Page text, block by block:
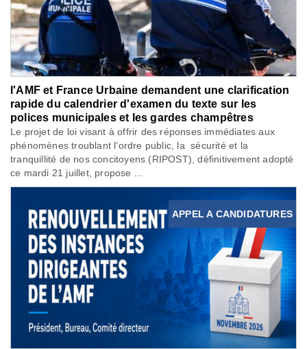
l'AMF et France Urbaine demandent une clarification
rapide du calendrier d'examen du texte sur les
polices municipales et les gardes champêtres
Le projet de loi visant à offrir des réponses immédiates aux
phénomènes troublant l’ordre public, la sécurité et la
tranquillité de nos concitoyens (RIPOST), définitivement adopté
ce mardi 21 juillet, propose ...
APPEL A CANDIDATURES